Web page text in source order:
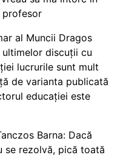
profesor
al Muncii Dragos
ultimelor discuții cu
lucrurile sunt mult
de varianta publicată
educației este
Barna: Dacă
se rezolvă, pică toată